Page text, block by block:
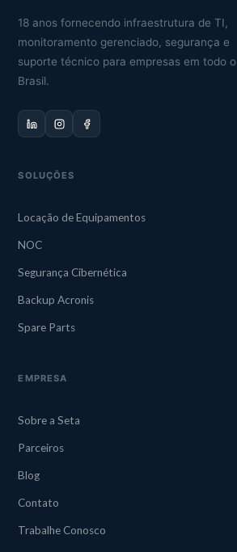
18 anos fornecendo infraestrutura de TI,
monitoramento gerenciado, segurança e
suporte técnico para empresas em todo o
Brasil.
SOLUÇÕES
Locação de Equipamentos
NOC
Segurança Cibernética
Backup Acronis
Spare Parts
EMPRESA
Sobre a Seta
Parceiros
Blog
Contato
Trabalhe Conosco